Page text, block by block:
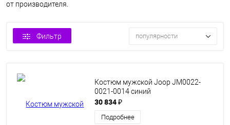
от производителя.
Фильтр популярности
Костюм мужской Joop JM0022-
0021-0014 синий
30 834 ₽
Подробнее